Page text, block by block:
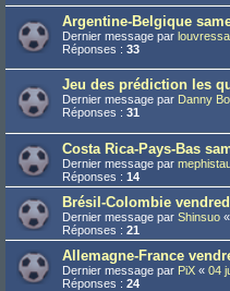
Argentine-Belgique
Dernier message par
Réponses : 33
Jeu des prédiction les
Dernier message par Danny
Réponses : 31
Costa Rica-Pays-Bas
Dernier message par
Réponses : 14
Brésil-Colombie
Dernier message par Shinsuo «
Réponses : 21
Allemagne-France
Dernier message par PiX « 04
Réponses : 24